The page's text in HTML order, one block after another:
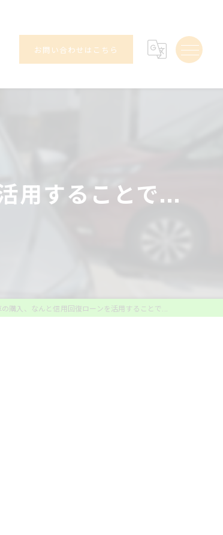
お問い合わせはこちら
用することで...
購入、なんと信用回復ローンを活用することで...